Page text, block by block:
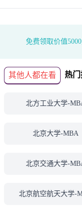
免费领取价值
其他人都在看 热
北方工业大学-
北京大学-MBA
北京交通大学-
北京航空航天大学-